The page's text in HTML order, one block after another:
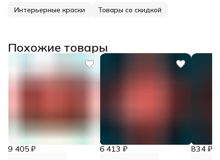
Интерьерные краски Товары со скидкой
Похожие товары
9 405 ₽ 6 413 ₽ 834 ₽